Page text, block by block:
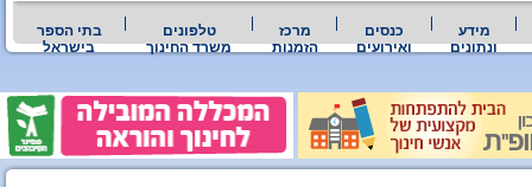
מידע
ונתונים
כנסים
ואירועים
מרכז
הזמנות
טלפונים
משרד החינוך
בתי הספר
בישראל